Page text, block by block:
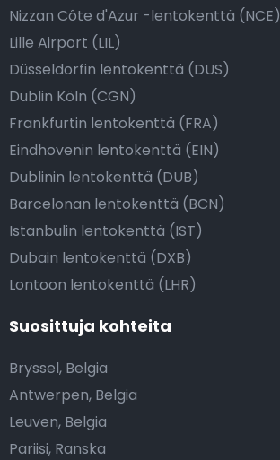
Nizzan Côte d'Azur -lentokenttä (NCE)
Lille Airport (LIL)
Düsseldorfin lentokenttä (DUS)
Dublin Köln (CGN)
Frankfurtin lentokenttä (FRA)
Eindhovenin lentokenttä (EIN)
Dublinin lentokenttä (DUB)
Barcelonan lentokenttä (BCN)
Istanbulin lentokenttä (IST)
Dubain lentokenttä (DXB)
Lontoon lentokenttä (LHR)
Suosittuja kohteita
Bryssel, Belgia
Antwerpen, Belgia
Leuven, Belgia
Pariisi, Ranska